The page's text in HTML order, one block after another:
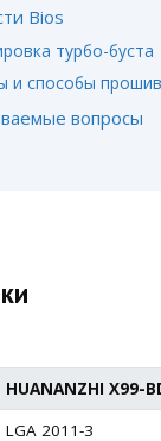
Bios
турбо-буста
и способы
вопросы
HUANANZHI X99-
LGA 2011-3